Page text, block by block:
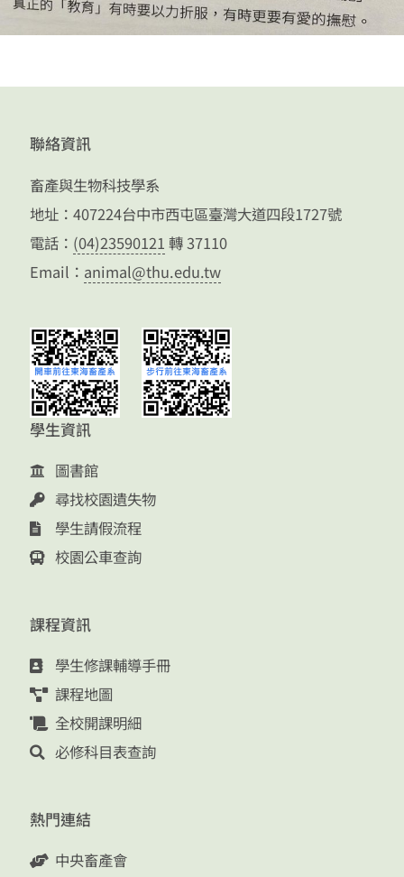
聯絡資訊
畜產與生物科技學系
地址：407224台中市西屯區臺灣大道四段1727號
電話： (04)23590121 轉 37110
Email： animal@thu.edu.tw
學生資訊
圖書館
尋找校園遺失物
學生請假流程
校園公車查詢
課程資訊
學生修課輔導手冊
課程地圖
全校開課明細
必修科目表查詢
熱門連結
中央畜產會